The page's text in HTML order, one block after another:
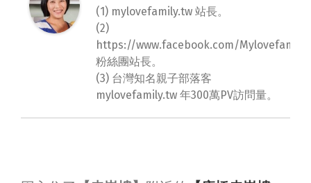
(1) mylovefamily.tw 站長。
(2)
https://www.facebook.com/
粉絲團站長。
(3) 台灣知名親子部落客
mylovefamily.tw 年300萬PV訪問量。